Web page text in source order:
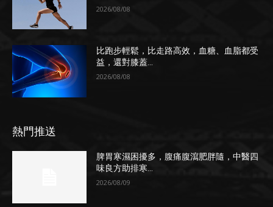
2026/08/08
比跑步輕鬆，比走路高效，血糖、血脂都受
益，還對膝蓋...
2026/08/08
熱門推送
脾胃寒濕困擾多，腹痛腹瀉肥胖隨，中醫四
味良方助排寒...
2026/08/09